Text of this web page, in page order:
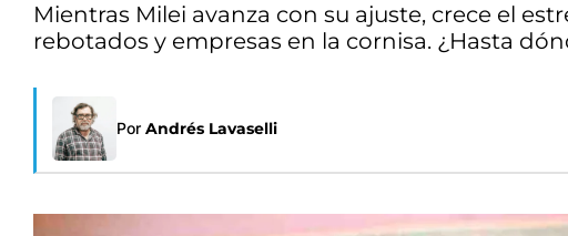
Mientras Milei avanza con su ajuste, crece el
rebotados y empresas en la cornisa. ¿Hasta
Por Andrés Lavaselli